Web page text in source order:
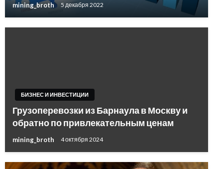
mining_broth 5 декабря 2022
БИЗНЕС И ИНВЕСТИЦИИ
Грузоперевозки из Барнаула в Москву и
обратно по привлекательным ценам
mining_broth 4 октября 2024